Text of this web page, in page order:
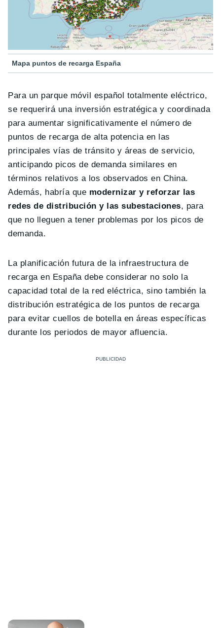
Mapa puntos de recarga España
Para un parque móvil español totalmente eléctrico,
se requerirá una inversión estratégica y coordinada
para aumentar significativamente el número de
puntos de recarga de alta potencia en las
principales vías de tránsito y áreas de servicio,
anticipando picos de demanda similares en
términos relativos a los observados en China.
Además, habría que modernizar y reforzar las
redes de distribución y las subestaciones, para
que no lleguen a tener problemas por los picos de
demanda.
La planificación futura de la infraestructura de
recarga en España debe considerar no solo la
capacidad total de la red eléctrica, sino también la
distribución estratégica de los puntos de recarga
para evitar cuellos de botella en áreas específicas
durante los periodos de mayor afluencia.